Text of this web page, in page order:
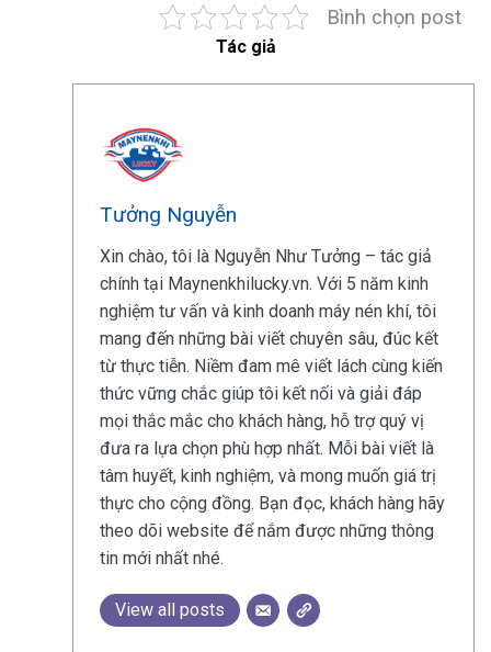
Bình chọn post
Tác giả
Tưởng Nguyễn
Xin chào, tôi là Nguyễn Như Tưởng – tác giả
chính tại Maynenkhilucky.vn. Với 5 năm kinh
nghiệm tư vấn và kinh doanh máy nén khí, tôi
mang đến những bài viết chuyên sâu, đúc kết
từ thực tiễn. Niềm đam mê viết lách cùng kiến
thức vững chắc giúp tôi kết nối và giải đáp
mọi thắc mắc cho khách hàng, hỗ trợ quý vị
đưa ra lựa chọn phù hợp nhất. Mỗi bài viết là
tâm huyết, kinh nghiệm, và mong muốn giá trị
thực cho cộng đồng. Bạn đọc, khách hàng hãy
theo dõi website để nắm được những thông
tin mới nhất nhé.
View all posts